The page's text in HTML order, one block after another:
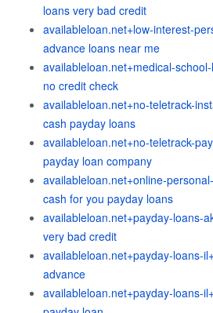
loans very bad credit
availableloan.net+low-interest-
advance loans near me
availableloan.net+medical-
no credit check
availableloan.net+no-teletrack-
cash payday loans
availableloan.net+no-teletrack-
payday loan company
availableloan.net+online-
cash for you payday loans
availableloan.net+payday-loans-
very bad credit
availableloan.net+payday-loans-
advance
availableloan.net+payday-loans-